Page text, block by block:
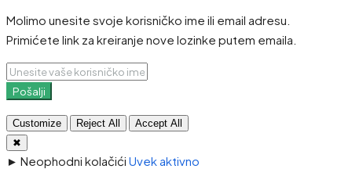
Molimo unesite svoje korisničko ime ili email adresu.
Primićete link za kreiranje nove lozinke putem emaila.
Pošalji
Customize Reject All
Accept All
✖
► Neophodni kolačići Uvek aktivno